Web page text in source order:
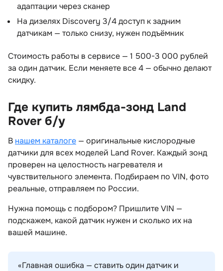
адаптации через сканер
На дизелях Discovery 3/4 доступ к задним
датчикам — только снизу, нужен подъёмник
Стоимость работы в сервисе — 1 500-3 000 рублей
за один датчик. Если меняете все 4 — обычно делают
скидку.
Где купить лямбда-зонд Land
Rover б/у
В нашем каталоге — оригинальные кислородные
датчики для всех моделей Land Rover. Каждый зонд
проверен на целостность нагревателя и
чувствительного элемента. Подбираем по VIN, фото
реальные, отправляем по России.
Нужна помощь с подбором? Пришлите VIN —
подскажем, какой датчик нужен и сколько их на
ашей машине.
«Главная ошибка — ставить один датчик и